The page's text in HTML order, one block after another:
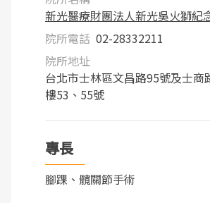
新光醫療財團法人新光吳火獅紀
院所電話 02-28332211
院所地址
台北市士林區文昌路95號及士商
樓53、55號
專長
腳踝、髖關節手術